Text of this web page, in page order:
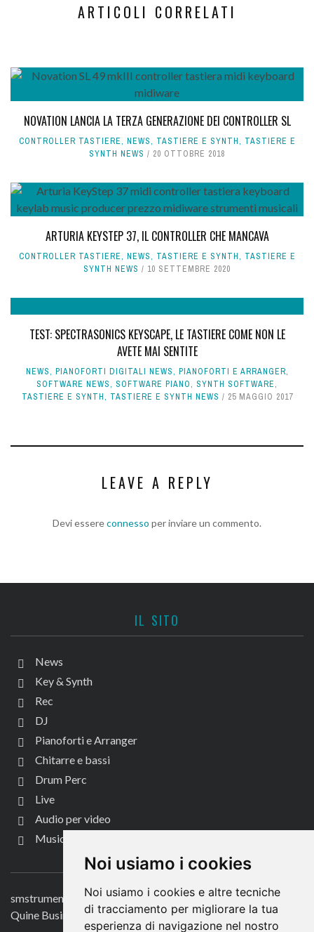
Noi usiamo i cookies
Noi usiamo i cookies e altre tecniche
di tracciamento per migliorare la tua
esperienza di navigazione nel nostro
ARTICOLI CORRELATI
NOVATION LANCIA LA TERZA GENERAZIONE DEI CONTROLLER SL
CONTROLLER TASTIERE, NEWS, TASTIERE E SYNTH, TASTIERE E
SYNTH NEWS
20 OTTOBRE 2018
ARTURIA KEYSTEP 37, IL CONTROLLER CHE MANCAVA
CONTROLLER TASTIERE, NEWS, TASTIERE E SYNTH, TASTIERE E
SYNTH NEWS
10 SETTEMBRE 2020
TEST: SPECTRASONICS KEYSCAPE, LE TASTIERE COME NON LE
AVETE MAI SENTITE
NEWS, PIANOFORTI DIGITALI NEWS, PIANOFORTI E ARRANGER,
SOFTWARE NEWS, SOFTWARE PIANO, SYNTH SOFTWARE,
TASTIERE E SYNTH, TASTIERE E SYNTH NEWS 25 MAGGIO 2017
LEAVE A REPLY
Devi essereconnesso per inviare un commento.
IL SITO
News
Key & Synth
Rec
DJ
Pianoforti e Arranger
Chitarre e bassi
Drum Perc
Live
Audio per video
Music Life
CONTATTACI
smstrumentimusicali.it
Quine Business Publisher